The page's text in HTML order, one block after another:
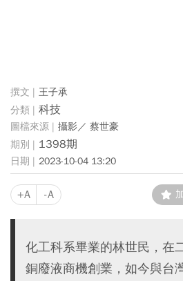
王子承
科技
攝影／ 蔡世豪
1398期
2023-10-04 13:20
+A -A
化工科系畢業的林世民，在
銅廢液商機創業，如今與台